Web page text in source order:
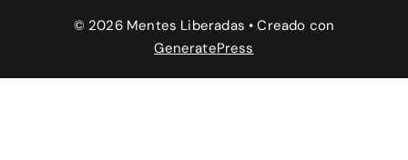
© 2026 Mentes Liberadas • Creado con
GeneratePress